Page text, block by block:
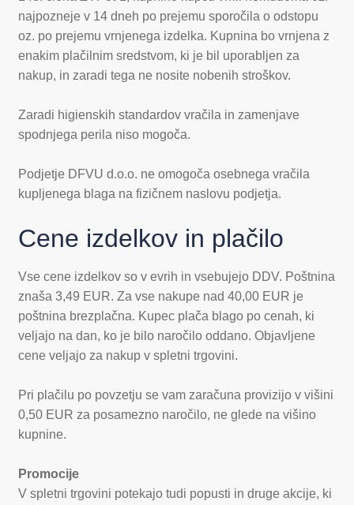
najpozneje v 14 dneh po prejemu sporočila o odstopu
oz. po prejemu vrnjenega izdelka. Kupnina bo vrnjena z
enakim plačilnim sredstvom, ki je bil uporabljen za
nakup, in zaradi tega ne nosite nobenih stroškov.
Zaradi higienskih standardov vračila in zamenjave
spodnjega perila niso mogoča.
Podjetje DFVU d.o.o. ne omogoča osebnega vračila
kupljenega blaga na fizičnem naslovu podjetja.
Cene izdelkov in plačilo
Vse cene izdelkov so v evrih in vsebujejo DDV. Poštnina
znaša 3,49 EUR. Za vse nakupe nad 40,00 EUR je
poštnina brezplačna. Kupec plača blago po cenah, ki
veljajo na dan, ko je bilo naročilo oddano. Objavljene
cene veljajo za nakup v spletni trgovini.
Pri plačilu po povzetju se vam zaračuna provizijo v višini
0,50 EUR za posamezno naročilo, ne glede na višino
kupnine.
Promocije
V spletni trgovini potekajo tudi popusti in druge akcije, ki